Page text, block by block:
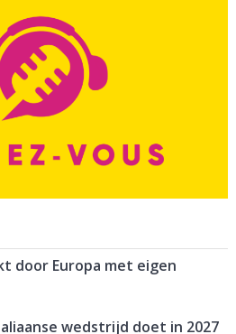
door Europa met eigen
wedstrijd doet in 2027